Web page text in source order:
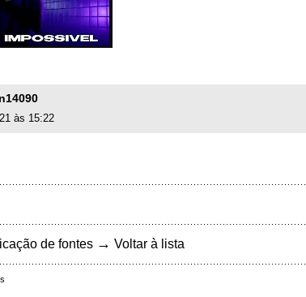
às 15:22
de fontes → Voltar à lista